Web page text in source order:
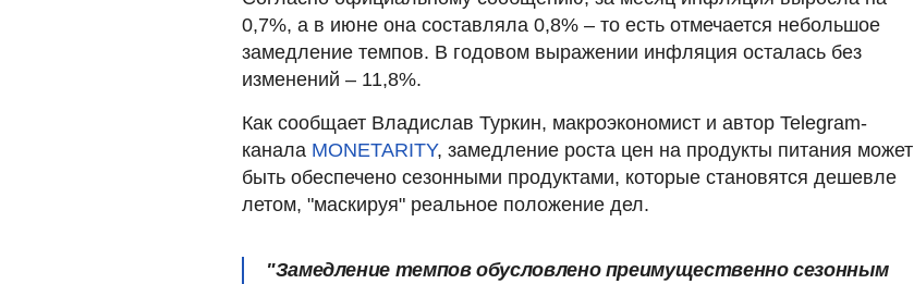
0,7%, а в июне она составляла 0,8% – то есть отмечается небольшое
замедление темпов. В годовом выражении инфляция осталась без
изменений – 11,8%.
Как сообщает Владислав Туркин, макроэкономист и автор Telegram-
канала MONETARITY, замедление роста цен на продукты питания может
быть обеспечено сезонными продуктами, которые становятся дешевле
летом, "маскируя" реальное положение дел.
"Замедление темпов обусловлено преимущественно сезонным